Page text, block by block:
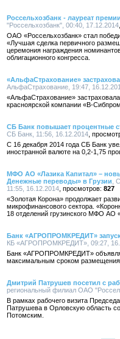
Россельхозбанк - лауреат
"Россельхозбанк", 00:40, 17.12.2014
ОАО «Россельхозбанк» стал
«Лучшая сделка первичного
церемония награждения
облигационного конгресса.
«АльфаСтрахование»
АльфаСтрахование, 19:47,
«АльфаСтрахование»
красноярской компании «В-
СБ Банк повышает процентные
СБ Банк, 11:56, 16.12.2014
С 16 декабря 2014 года СБ Банк
иностранной валюте на 0,2-1,75
МФО АО «Лазика Капитал» –
Денежные переводы» в Грузии ,
11:55, 16.12.2014
827
«Золотая Корона» продолжает
микрофинансового сектора.
18 отделений грузинского МФО АО
Банк «АГРОПРОМКРЕДИТ»
КБ «АГРОПРОМКРЕДИТ», 09:27,
Банк «АГРОПРОМКРЕДИТ»
максимальным сроком размещения
Дмитрий Патрушев посетил с
региональный филиал ОАО
В рамках рабочего визита
Патрушева в Орловскую область
Потомским.